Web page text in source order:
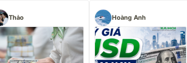
Thảo Hoàng Anh